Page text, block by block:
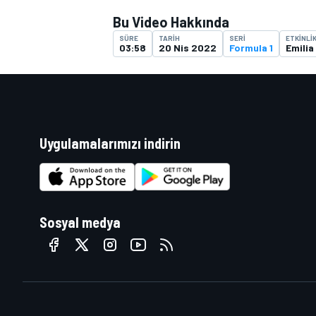
Bu Video Hakkında
SÜRE
03:58
TARIH
20 Nis 2022
SERI
Formula 1
ETKINLIK
Emilia
Uygulamalarımızı indirin
Sosyal medya